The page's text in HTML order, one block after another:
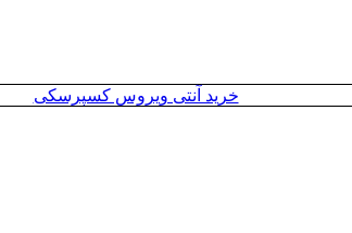
خرید آنتی ویروس کسپرسکی